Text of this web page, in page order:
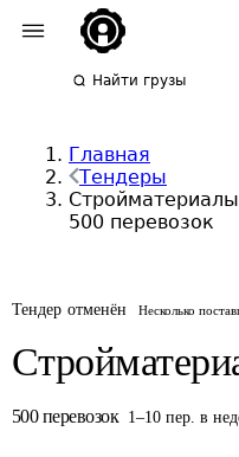
Найти грузы
Главная
Тендеры
500 перевозок
Тендер отменён Несколько
500 перевозок 1–10 пер. в